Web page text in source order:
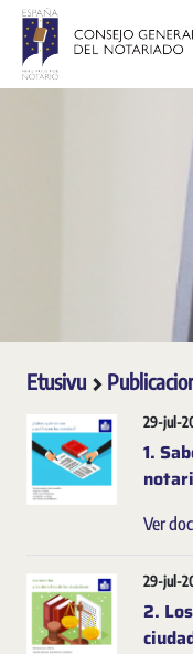
Siirry pääsisältöön
Etusivu
29-jul-
1.
Ver
29-jul-
2.